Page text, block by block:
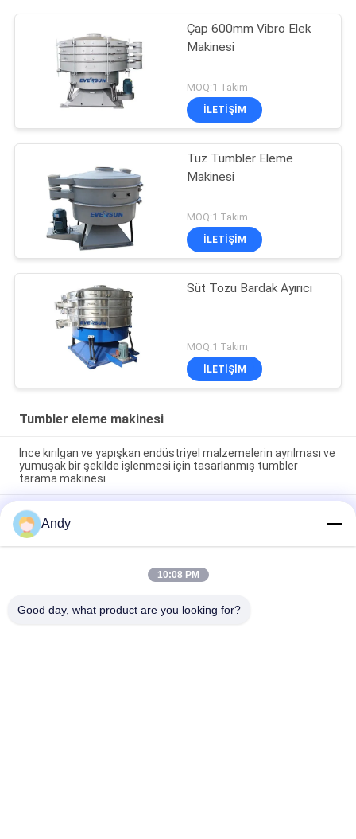
Çap 600mm Vibro Elek
Makinesi
MOQ:1 Takım
İLETIŞIM
Tuz Tumbler Eleme
Makinesi
MOQ:1 Takım
İLETIŞIM
Süt Tozu Bardak Ayırıcı
MOQ:1 Takım
İLETIŞIM
Tumbler eleme makinesi
İnce kırılgan ve yapışkan endüstriyel malzemelerin ayrılması ve
yumuşak bir şekilde işlenmesi için tasarlanmış tumbler
tarama makinesi
Endüstrideki kırılgan ince ve yapışkan malzemelerin kolay
bakımı ve nazik taraması için tasarlanmış Tumbler Tarama
Makinesi
Düşük Gürültü ve Toz Önleme ile Çok Seviyeli Partikül Boyutu
Sınıflandırması ve Stabil Çalışma Sunan Yüksek Kapasiteli
Andy
10:08 PM
Good day, what product are you looking for?